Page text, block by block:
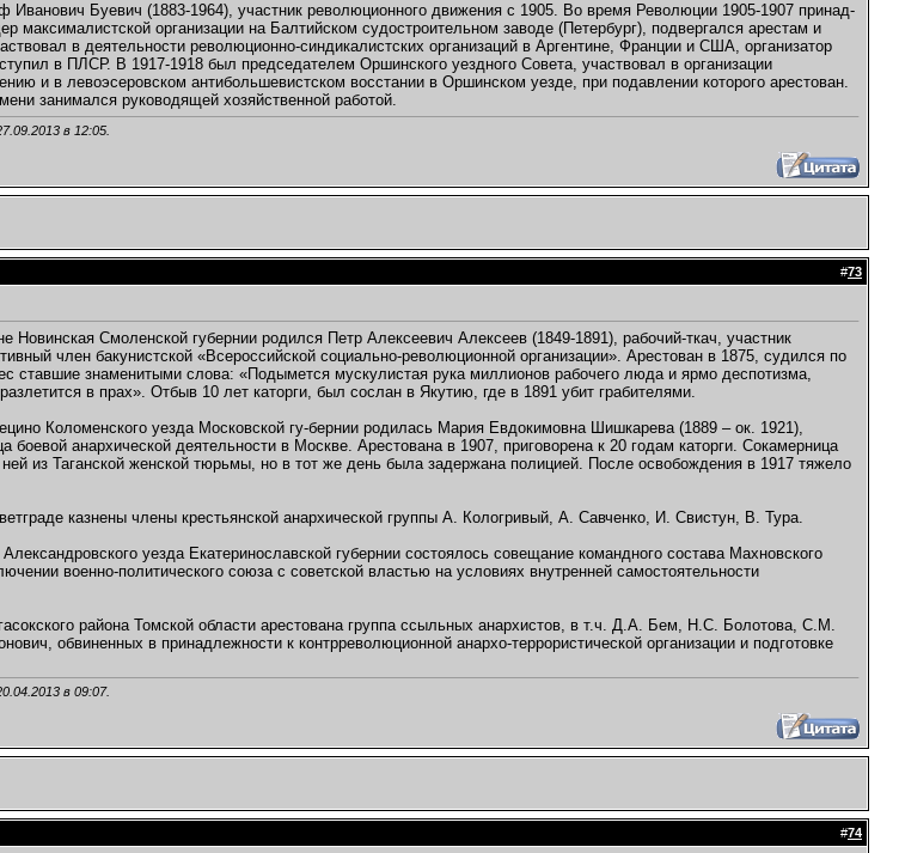
Буевич (1883-1964), участник революционного движения с 1905. Во время Революции 1905-1907 принад-
максималистской организации на Балтийском судостроительном заводе (Петербург), подвергался арестам и
в деятельности революционно-синдикалистских организаций в Аргентине, Франции и США, организатор
в ПЛСР. В 1917-1918 был председателем Оршинского уездного Совета, участвовал в организации
и в левоэсеровском антибольшевистском восстании в Оршинском уезде, при подавлении которого арестован.
занимался руководящей хозяйственной работой.
в 12:05
#73
Новинская Смоленской губернии родился Петр Алексеевич Алексеев (1849-1891), рабочий-ткач, участник
член бакунистской «Всероссийской социально-революционной организации». Арестован в 1875, судился по
ставшие знаменитыми слова: «Подымется мускулистая рука миллионов рабочего люда и ярмо деспотизма,
в прах». Отбыв 10 лет каторги, был сослан в Якутию, где в 1891 убит грабителями.
Коломенского уезда Московской гу-бернии родилась Мария Евдокимовна Шишкарева (1889 – ок. 1921),
боевой анархической деятельности в Москве. Арестована в 1907, приговорена к 20 годам каторги. Сокамерница
из Таганской женской тюрьмы, но в тот же день была задержана полицией. После освобождения в 1917 тяжело
казнены члены крестьянской анархической группы А. Кологривый, А. Савченко, И. Свистун, В. Тура.
уезда Екатеринославской губернии состоялось совещание командного состава Махновского
военно-политического союза с советской властью на условиях внутренней самостоятельности
района Томской области арестована группа ссыльных анархистов, в т.ч. Д.А. Бем, Н.С. Болотова, С.М.
обвиненных в принадлежности к контрреволюционной анархо-террористической организации и подготовке
в 09:07.
#74